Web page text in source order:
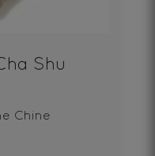
Shu
Chine